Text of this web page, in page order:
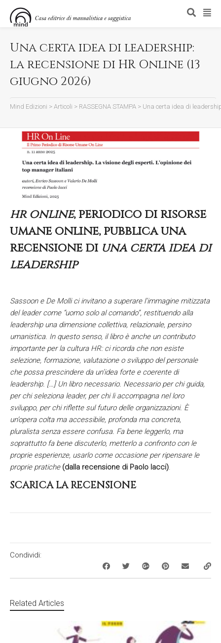
Una certa idea di leadership:
la recensione di HR Online (13
giugno 2026)
Mind Edizioni > Articoli > RASSEGNA STAMPA > Una certa idea di
hr online, periodico di risorse
umane online, pubblica una
recensione di una certa idea di
leadership
Sassoon e De Molli ci invitano a superare l’immagine mitizzata
del leader come “uomo solo al comando”, restituendo alla
leadership una dimensione collettiva, relazionale, persino
umanistica. In questo senso, il libro è anche un contributo
importante per la cultura HR: ci ricorda che non esiste
selezione, formazione, valutazione o sviluppo del personale
che possa prescindere da un’idea forte e coerente di
leadership. […] Un libro necessario. Necessario per chi guida,
per chi seleziona leader, per chi li accompagna nel loro
sviluppo, per chi riflette sul futuro delle organizzazioni. È
un’opera colta ma accessibile, profonda ma concreta,
pluralista senza essere confusa. Fa bene leggerlo, ma
soprattutto fa bene discuterlo, metterlo a confronto con le
proprie esperienze, usarlo come occasione per ripensare le
proprie pratiche (dalla recensione di Paolo Iacci).
SCARICA LA RECENSIONE
Condividi:
Related Articles